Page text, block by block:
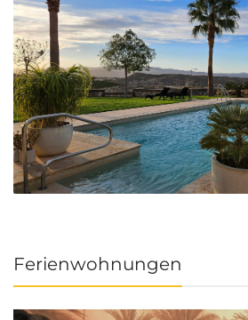
Ferienwohnungen